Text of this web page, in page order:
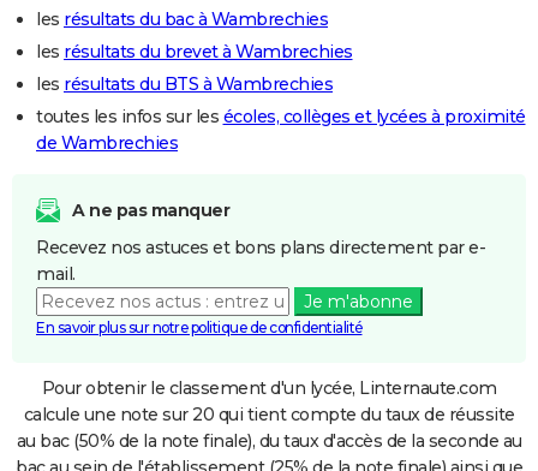
les résultats du bac à Wambrechies
les résultats du brevet à Wambrechies
les résultats du BTS à Wambrechies
toutes les infos sur les écoles, collèges et lycées à proximité
de Wambrechies
A ne pas manquer
Recevez nos astuces et bons plans directement par e-
mail.
Je m'abonne
En savoir plus sur notre politique de confidentialité
Pour obtenir le classement d'un lycée, Linternaute.com
calcule une note sur 20 qui tient compte du taux de réussite
au bac (50% de la note finale), du taux d'accès de la seconde au